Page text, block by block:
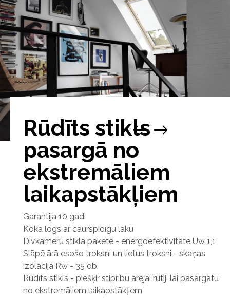
Rūdīts stikls
pasargā no
ekstremāliem
laikapstākļiem
Garantija 10 gadi
Koka logs ar caurspīdīgu laku
Divkameru stikla pakete - energoefektivitāte Uw 1,1
Slāpē ārā esošo troksni un lietus troksni - skaņas
izolācija Rw - 35 db
Rūdīts stikls - piešķir stiprību ārējai rūtij, lai pasargātu
no ekstremāliem laikapstākļiem